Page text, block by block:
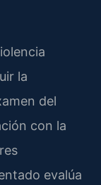
la
del
con la
evalúa